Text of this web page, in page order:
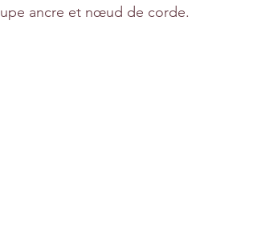
ancre et nœud de corde.